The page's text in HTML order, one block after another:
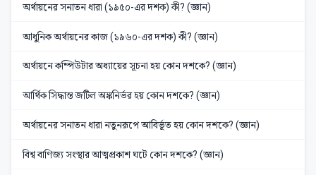
অর্থায়নের সনাতন ধারা (১৯৫০-এর দশক) কী? (জ্ঞান)
আধুনিক অর্থায়নের কাজ (১৯৬০-এর দশক) কী? (জ্ঞান)
অর্থায়নে কম্পিউটার অধ্যায়ের সূচনা হয় কোন দশকে? (জ্ঞান)
আর্থিক সিদ্ধান্ত জটিল অঙ্কনির্ভর হয় কোন দশকে? (জ্ঞান)
অর্থায়নের সনাতন ধারা নতুনরূপে আবির্ভূত হয় কোন দশকে? (জ্ঞান)
বিশ্ব বাণিজ্য সংস্থার আত্মপ্রকাশ ঘটে কোন দশকে? (জ্ঞান)